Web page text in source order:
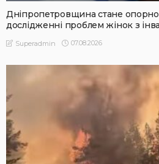
Дніпропетровщина стане
дослідженні проблем жінок з
Superadmin 07.08.2026